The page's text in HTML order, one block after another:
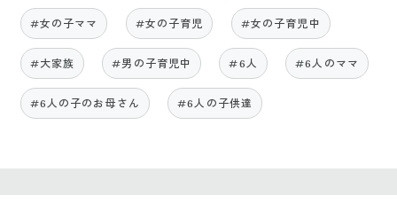
#女の子ママ #女の子育児 #女の子育児中
#大家族 #男の子育児中 #6人 #6人のママ
#6人の子のお母さん #6人の子供達